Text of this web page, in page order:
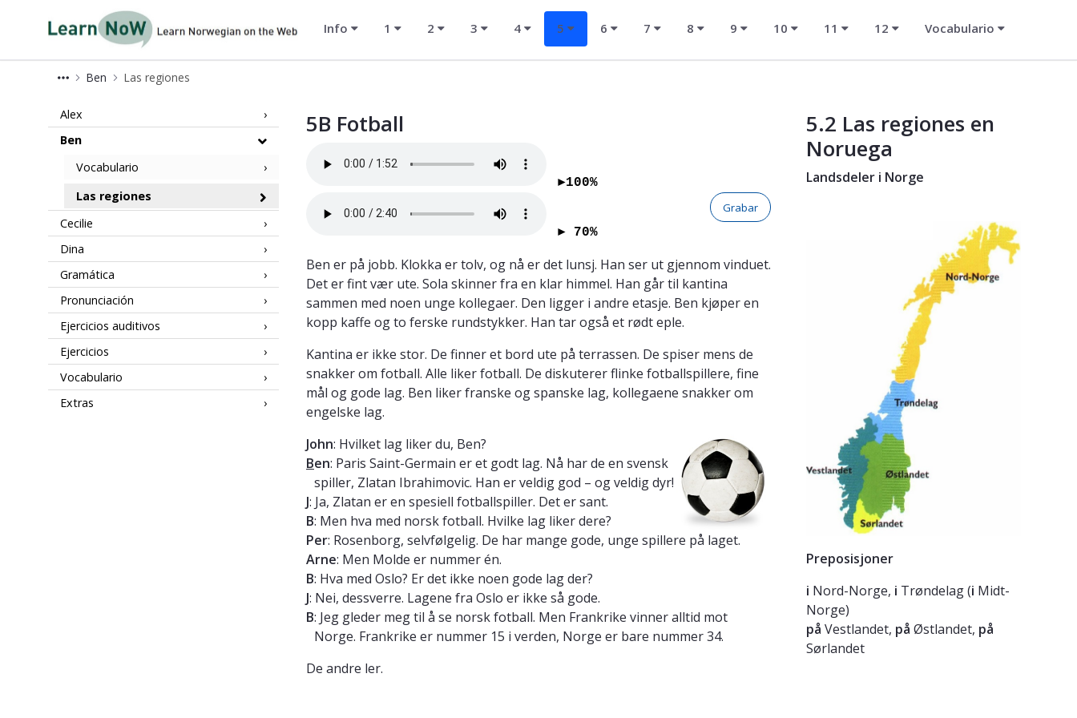
LearnNoW-es Info 1 2 3 4 5 6 7 8 9 10 11 12 Vocabulario
Ben Las regiones
5B LearnNoW
Alex
Ben
Vocabulario
Las regiones
Cecilie
Dina
Gramática
Pronunciación
Ejercicios auditivos
Ejercicios
Vocabulario
Extras
5B Fotball
►100%
► 70%
Grabar
Ben er på jobb. Klokka er tolv, og nå er det lunsj. Han ser ut gjennom vinduet.
Det er fint vær ute. Sola skinner fra en klar himmel. Han går til kantina
sammen med noen unge kollegaer. Den ligger i andre etasje. Ben kjøper en
kopp kaffe og to ferske rundstykker. Han tar også et rødt eple.
Kantina er ikke stor. De finner et bord ute på terrassen. De spiser mens de
snakker om fotball. Alle liker fotball. De diskuterer flinke fotballspillere, fine
mål og gode lag. Ben liker franske og spanske lag, kollegaene snakker om
engelske lag.
John: Hvilket lag liker du, Ben?
Ben: Paris Saint-Germain er et godt lag. Nå har de en svensk
spiller, Zlatan Ibrahimovic. Han er veldig god – og veldig dyr!
J: Ja, Zlatan er en spesiell fotballspiller. Det er sant.
B: Men hva med norsk fotball. Hvilke lag liker dere?
Per: Rosenborg, selvfølgelig. De har mange gode, unge spillere på laget.
Arne: Men Molde er nummer én.
B: Hva med Oslo? Er det ikke noen gode lag der?
J: Nei, dessverre. Lagene fra Oslo er ikke så gode.
B: Jeg gleder meg til å se norsk fotball. Men Frankrike vinner alltid mot
Norge. Frankrike er nummer 15 i verden, Norge er bare nummer 34.
De andre ler.
5.2 Las regiones en
Noruega
Landsdeler i Norge
Preposisjoner
i Nord-Norge, i Trøndelag (i Midt-
Norge)
på Vestlandet, på Østlandet, på
Sørlandet